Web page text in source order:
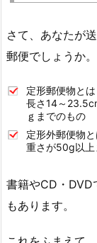
さて、あなたが
郵便でしょうか
定形郵便物とは
長さ14～
ｇまでのもの
定形外郵便物と
重さが50g以上
書籍やCD・DVD
もあります。